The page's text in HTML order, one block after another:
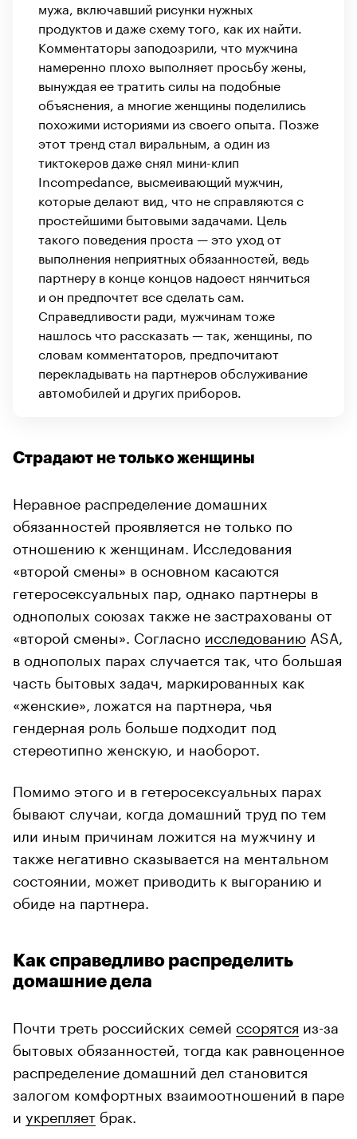
мужа, включавший рисунки нужных
продуктов и даже схему того, как их найти.
Комментаторы заподозрили, что мужчина
намеренно плохо выполняет просьбу жены,
вынуждая ее тратить силы на подобные
объяснения, а многие женщины поделились
похожими историями из своего опыта. Позже
этот тренд стал виральным, а один из
тиктокеров даже снял мини-клип
Incompedance, высмеивающий мужчин,
которые делают вид, что не справляются с
простейшими бытовыми задачами. Цель
такого поведения проста — это уход от
выполнения неприятных обязанностей, ведь
партнеру в конце концов надоест нянчиться
и он предпочтет все сделать сам.
Справедливости ради, мужчинам тоже
нашлось что рассказать — так, женщины, по
словам комментаторов, предпочитают
перекладывать на партнеров обслуживание
автомобилей и других приборов.
Страдают не только женщины
Неравное распределение домашних
обязанностей проявляется не только по
отношению к женщинам. Исследования
«второй смены» в основном касаются
гетеросексуальных пар, однако партнеры в
однополых союзах также не застрахованы от
«второй смены». Согласно исследованию ASA,
в однополых парах случается так, что большая
часть бытовых задач, маркированных как
«женские», ложатся на партнера, чья
гендерная роль больше подходит под
стереотипно женскую, и наоборот.
Помимо этого и в гетеросексуальных парах
бывают случаи, когда домашний труд по тем
или иным причинам ложится на мужчину и
также негативно сказывается на ментальном
состоянии, может приводить к выгоранию и
обиде на партнера.
Как справедливо распределить
домашние дела
Почти треть российских семей ссорятся из-за
бытовых обязанностей, тогда как равноценное
распределение домашний дел становится
залогом комфортных взаимоотношений в паре
и укрепляет брак.